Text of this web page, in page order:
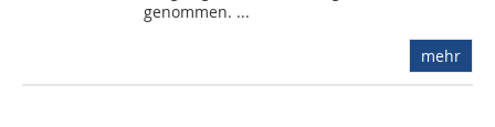
genommen. ...
mehr